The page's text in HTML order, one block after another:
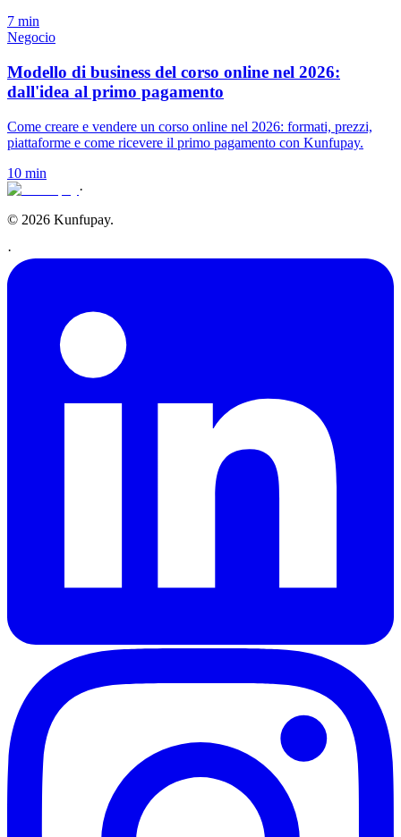
7 min
Negocio
Modello di business del corso online nel 2026:
dall'idea al primo pagamento
Come creare e vendere un corso online nel 2026: formati, prezzi,
piattaforme e come ricevere il primo pagamento con Kunfupay.
10 min
·
© 2026 Kunfupay.
·